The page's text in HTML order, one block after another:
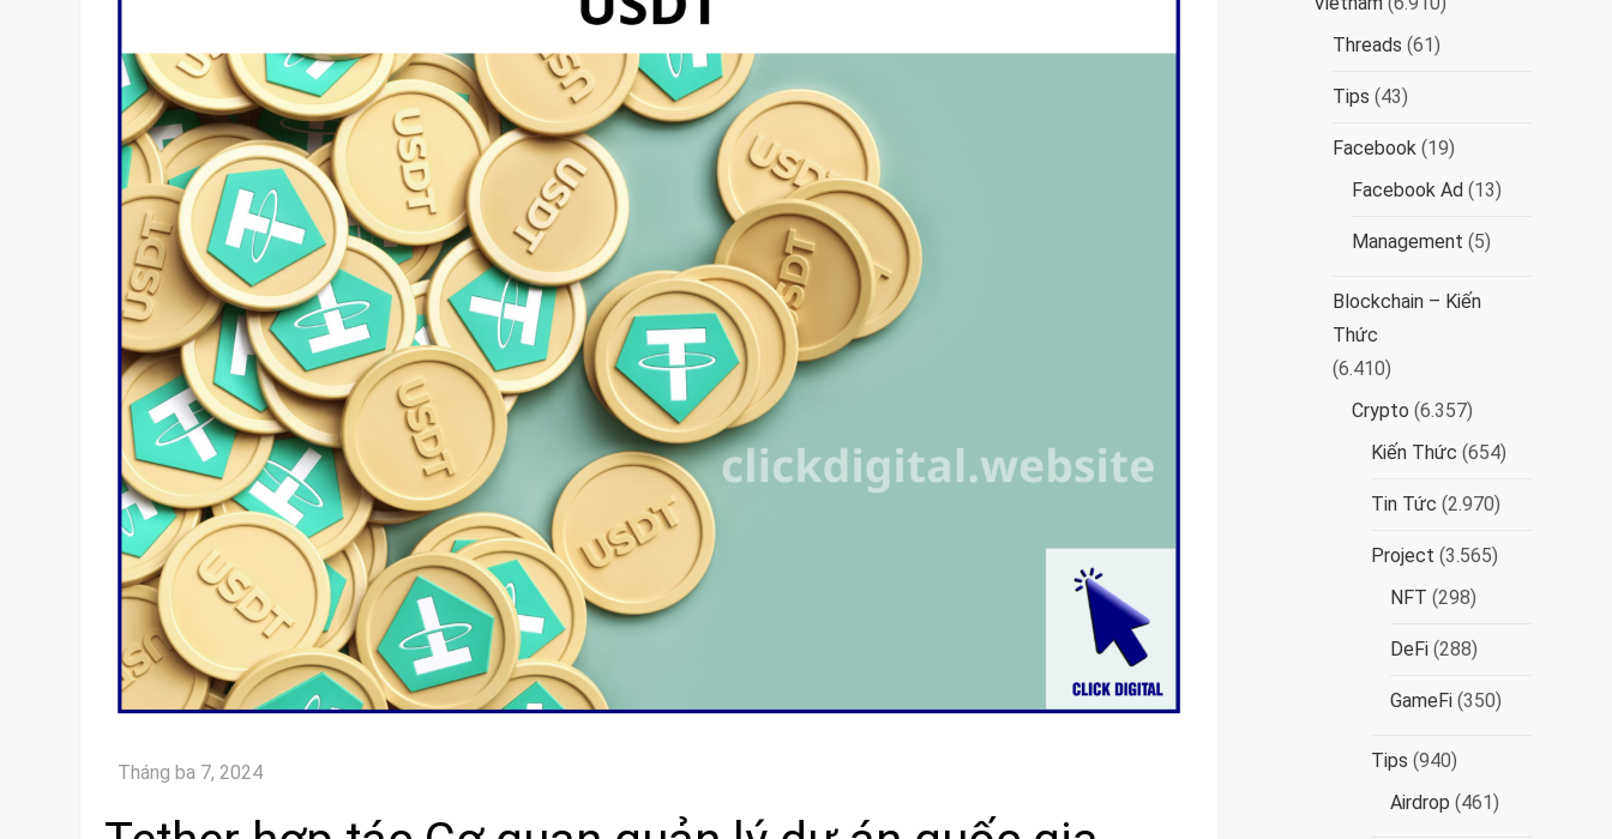
Threads (61)
Tips (43)
Facebook (19)
Facebook Ad (13)
Management (5)
Blockchain – Kiến
Thức
(6.410)
Crypto (6.357)
Kiến Thức (654)
Tin Tức (2.970)
Project (3.565)
NFT (298)
DeFi (288)
GameFi (350)
Tips (940)
Airdrop (461)